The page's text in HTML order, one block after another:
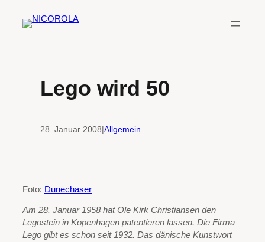
Inhalt
Lego wird 50
28. Januar 2008|Allgemein
Foto: Dunechaser
Am 28. Januar 1958 hat Ole Kirk Christiansen den
Legostein in Kopenhagen patentieren lassen. Die Firma
Lego gibt es schon seit 1932. Das dänische Kunstwort